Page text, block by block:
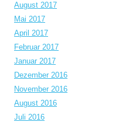
August 2017
Mai 2017
April 2017
Februar 2017
Januar 2017
Dezember 2016
November 2016
August 2016
Juli 2016